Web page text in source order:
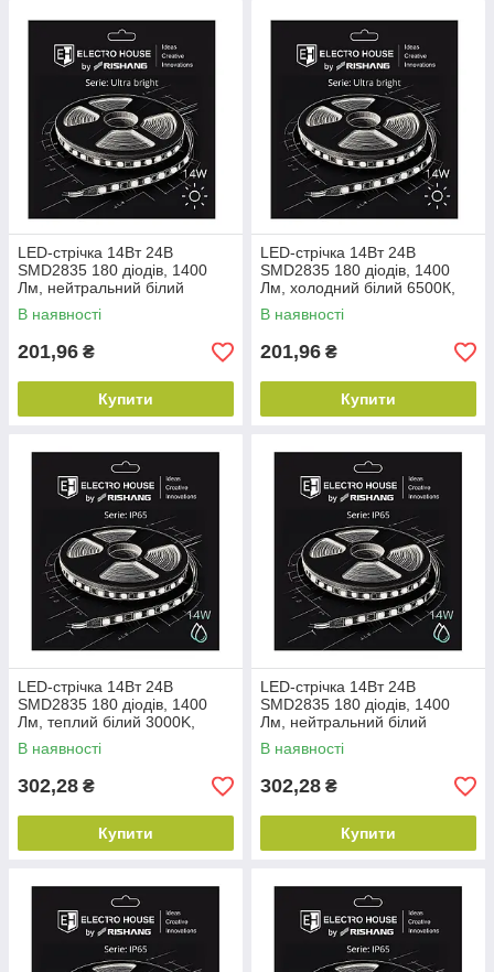
LED-стрічка 14Вт 24В
SMD2835 180 діодів, 1400
Лм, нейтральний білий
4000К, серія Ultra Bright
Electro House by
В наявності
201,96 ₴
Купити
LED-стрічка 14Вт 24В
SMD2835 180 діодів, 1400
Лм, холодний білий 6500К,
серія Ultra Bright Electro
House by
В наявності
201,96 ₴
Купити
LED-стрічка 14Вт 24В
SMD2835 180 діодів, 1400
Лм, теплий білий 3000K,
серія IP65 Electro House by
Rishang
В наявності
302,28 ₴
Купити
LED-стрічка 14Вт 24В
SMD2835 180 діодів, 1400
Лм, нейтральний білий
4000К, серія IP65 Electro
House by Rishang
В наявності
302,28 ₴
Купити